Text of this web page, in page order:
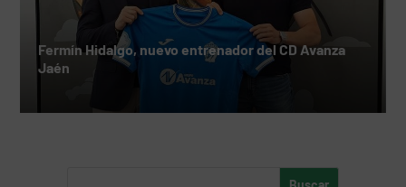
Fermín Hidalgo, nuevo entrenador del CD Avanza
Jaén